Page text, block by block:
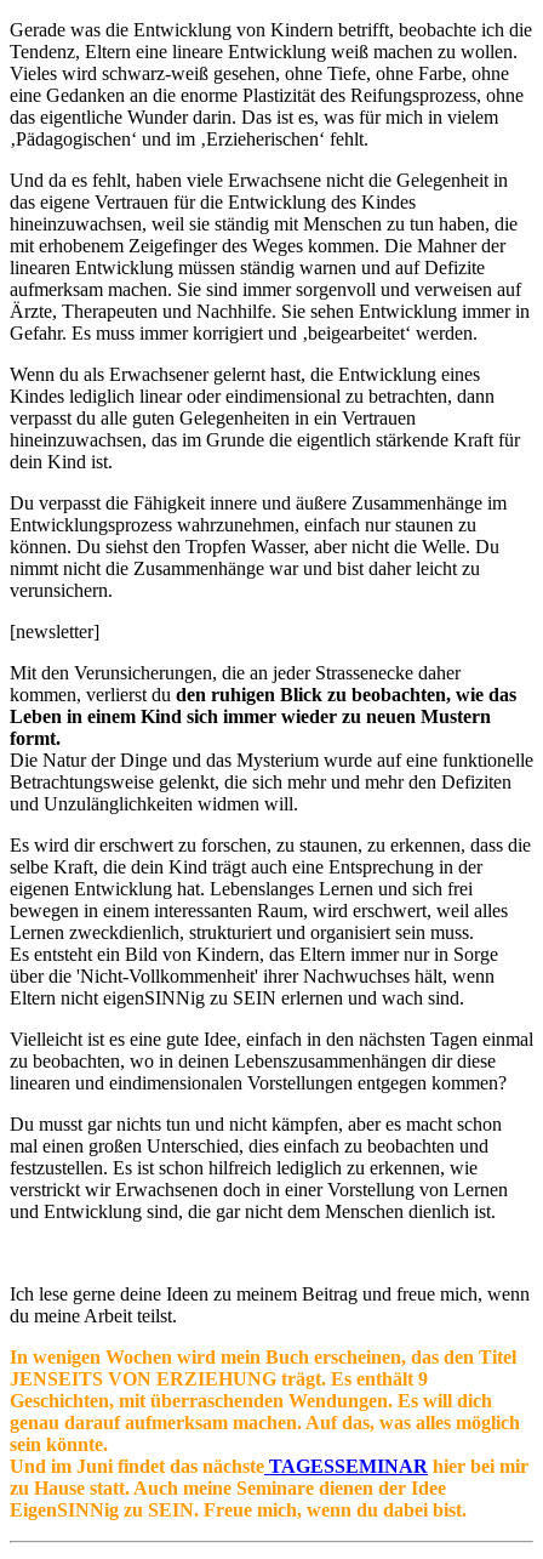
Gerade was die Entwicklung von Kindern betrifft, beobachte ich die
Tendenz, Eltern eine lineare Entwicklung weiß machen zu wollen.
Vieles wird schwarz-weiß gesehen, ohne Tiefe, ohne Farbe, ohne
eine Gedanken an die enorme Plastizität des Reifungsprozess, ohne
das eigentliche Wunder darin. Das ist es, was für mich in vielem
‚Pädagogischen‘ und im ‚Erzieherischen‘ fehlt.
Und da es fehlt, haben viele Erwachsene nicht die Gelegenheit in
das eigene Vertrauen für die Entwicklung des Kindes
hineinzuwachsen, weil sie ständig mit Menschen zu tun haben, die
mit erhobenem Zeigefinger des Weges kommen. Die Mahner der
linearen Entwicklung müssen ständig warnen und auf Defizite
aufmerksam machen. Sie sind immer sorgenvoll und verweisen auf
Ärzte, Therapeuten und Nachhilfe. Sie sehen Entwicklung immer in
Gefahr. Es muss immer korrigiert und ‚beigearbeitet‘ werden.
Wenn du als Erwachsener gelernt hast, die Entwicklung eines
Kindes lediglich linear oder eindimensional zu betrachten, dann
verpasst du alle guten Gelegenheiten in ein Vertrauen
hineinzuwachsen, das im Grunde die eigentlich stärkende Kraft für
dein Kind ist.
Du verpasst die Fähigkeit innere und äußere Zusammenhänge im
Entwicklungsprozess wahrzunehmen, einfach nur staunen zu
können. Du siehst den Tropfen Wasser, aber nicht die Welle. Du
nimmt nicht die Zusammenhänge war und bist daher leicht zu
verunsichern.
[newsletter]
Mit den Verunsicherungen, die an jeder Strassenecke daher
kommen, verlierst du den ruhigen Blick zu beobachten, wie das
Leben in einem Kind sich immer wieder zu neuen Mustern
formt.
Die Natur der Dinge und das Mysterium wurde auf eine funktionelle
Betrachtungsweise gelenkt, die sich mehr und mehr den Defiziten
und Unzulänglichkeiten widmen will.
Es wird dir erschwert zu forschen, zu staunen, zu erkennen, dass die
selbe Kraft, die dein Kind trägt auch eine Entsprechung in der
eigenen Entwicklung hat. Lebenslanges Lernen und sich frei
bewegen in einem interessanten Raum, wird erschwert, weil alles
Lernen zweckdienlich, strukturiert und organisiert sein muss.
Es entsteht ein Bild von Kindern, das Eltern immer nur in Sorge
über die 'Nicht-Vollkommenheit' ihrer Nachwuchses hält, wenn
Eltern nicht eigenSINNig zu SEIN erlernen und wach sind.
Vielleicht ist es eine gute Idee, einfach in den nächsten Tagen einmal
zu beobachten, wo in deinen Lebenszusammenhängen dir diese
linearen und eindimensionalen Vorstellungen entgegen kommen?
Du musst gar nichts tun und nicht kämpfen, aber es macht schon
mal einen großen Unterschied, dies einfach zu beobachten und
festzustellen. Es ist schon hilfreich lediglich zu erkennen, wie
verstrickt wir Erwachsenen doch in einer Vorstellung von Lernen
und Entwicklung sind, die gar nicht dem Menschen dienlich ist.
Ich lese gerne deine Ideen zu meinem Beitrag und freue mich, wenn
du meine Arbeit teilst.
In wenigen Wochen wird mein Buch erscheinen, das den Titel
JENSEITS VON ERZIEHUNG trägt. Es enthält 9
Geschichten, mit überraschenden Wendungen. Es will dich
genau darauf aufmerksam machen. Auf das, was alles möglich
sein könnte.
Und im Juni findet das nächste TAGESSEMINAR hier bei mir
zu Hause statt. Auch meine Seminare dienen der Idee
EigenSINNig zu SEIN. Freue mich, wenn du dabei bist.